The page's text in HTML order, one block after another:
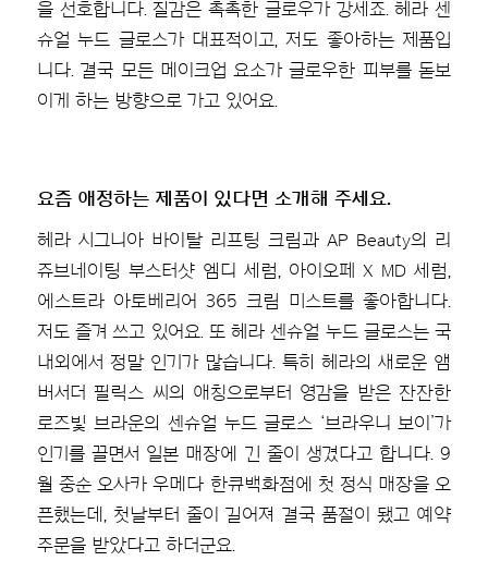
을 선호합니다. 질감은 촉촉한 글로우가 강세죠. 헤라 센
슈얼 누드 글로스가 대표적이고, 저도 좋아하는 제품입
니다. 결국 모든 메이크업 요소가 글로우한 피부를 돋보
이게 하는 방향으로 가고 있어요.
요즘 애정하는 제품이 있다면 소개해 주세요.
헤라 시그니아 바이탈 리프팅 크림과 AP Beauty의 리
쥬브네이팅 부스터샷 엠디 세럼, 아이오페 X MD 세럼,
에스트라 아토베리어 365 크림 미스트를 좋아합니다.
저도 즐겨 쓰고 있어요. 또 헤라 센슈얼 누드 글로스는 국
내외에서 정말 인기가 많습니다. 특히 헤라의 새로운 앰
버서더 필릭스 씨의 애칭으로부터 영감을 받은 잔잔한
로즈빛 브라운의 센슈얼 누드 글로스 ‘브라우니 보이’가
인기를 끌면서 일본 매장에 긴 줄이 생겼다고 합니다. 9
월 중순 오사카 우메다 한큐백화점에 첫 정식 매장을 오
픈했는데, 첫날부터 줄이 길어져 결국 품절이 됐고 예약
주문을 받았다고 하더군요.